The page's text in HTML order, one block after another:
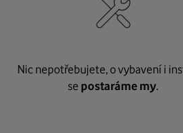
Nic nepotřebujete, o vybavení i
se postaráme my.